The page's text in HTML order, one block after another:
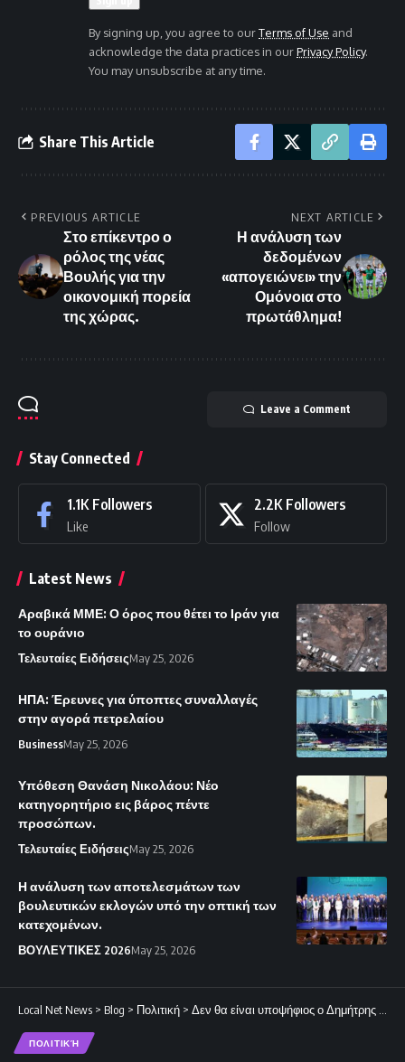
By signing up, you agree to ourTerms of Use and
acknowledge the data practices in ourPrivacy Policy.
You may unsubscribe at any time.
Share This Article
PREVIOUS ARTICLE
Στο επίκεντρο ο
ρόλος της νέας
Βουλής για την
οικονομική πορεία
της χώρας.
NEXT ARTICLE
Η ανάλυση των
δεδομένων
«απογειώνει» την
Ομόνοια στο
πρωτάθλημα!
Leave a Comment
Stay Connected
1.1K Followers
Like
2.2K Followers
Follow
Latest News
Αραβικά ΜΜΕ: Ο όρος που θέτει το Ιράν για
το ουράνιο
Τελευταίες ΕιδήσειςMay 25, 2026
ΗΠΑ: Έρευνες για ύποπτες συναλλαγές
στην αγορά πετρελαίου
BusinessMay 25, 2026
Υπόθεση Θανάση Νικολάου: Νέο
κατηγορητήριο εις βάρος πέντε
προσώπων.
Τελευταίες ΕιδήσειςMay 25, 2026
Η ανάλυση των αποτελεσμάτων των
βουλευτικών εκλογών υπό την οπτική των
κατεχομένων.
ΒΟΥΛΕΥΤΙΚΕΣ 2026May 25, 2026
Local Net News > Blog > Πολιτική > Δεν θα είναι υποψήφιος ο Δημήτρης Παπαδάκης
ΠΟΛΙΤΙΚΉ